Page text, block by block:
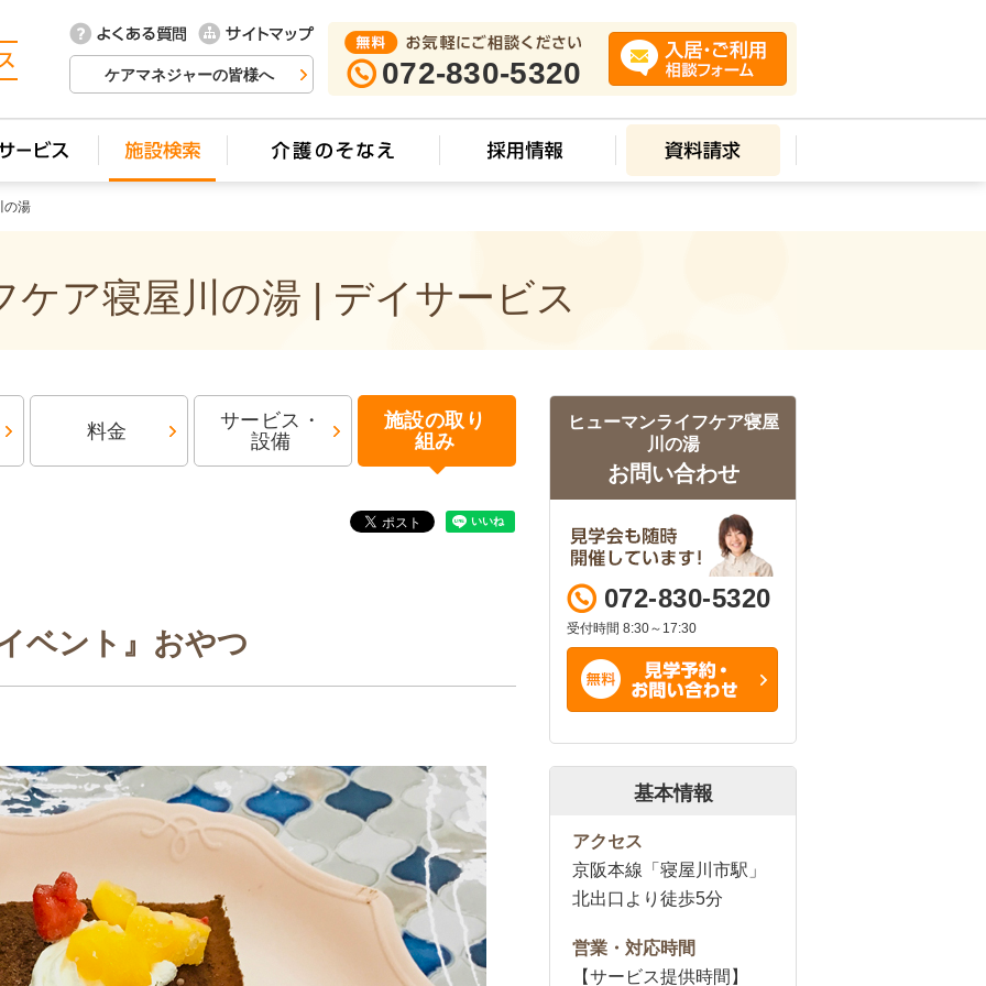
ケアマネジャーの皆様へ 072-830-5320
の湯
ケア寝屋川の湯 | デイサービス
料金
サービス・
設備
施設の取り
組み
ベント』おやつ
ヒューマンライフケア寝屋
川の湯
お問い合わせ
072-830-5320
受付時間 8:30～17:30
基本情報
アクセス
京阪本線「寝屋川市駅」
北出口より徒歩5分
営業・対応時間
【サービス提供時間】